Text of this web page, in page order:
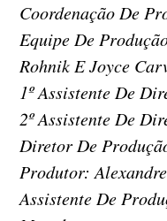
Coordenação De
Equipe De
Rohnik E Joyce
1º Assistente De
2º Assistente De
Diretor De
Produtor:
Assistente De